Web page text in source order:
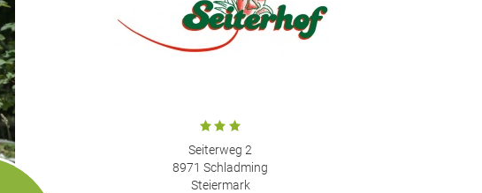
Seiterweg 2
8971 Schladming
Steiermark